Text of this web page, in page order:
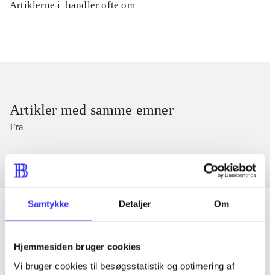
Samtykke Detaljer Om
Hjemmesiden bruger cookies
Vi bruger cookies til besøgsstatistik og optimering af
Artiklerne i handler ofte om
Artikler med samme emner
Fra
Artikler
Alle registrerede artikler fordelt på udgivelser